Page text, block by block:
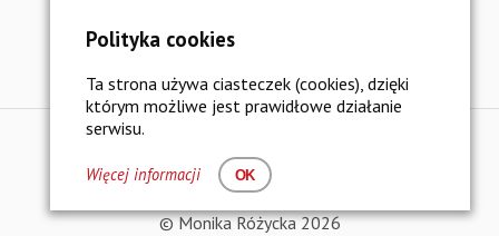
Polityka prywatności i bezpieczeństwo danych
© Monika Różycka 2026
Polityka cookies
Ta strona używa ciasteczek (cookies), dzięki
którym możliwe jest prawidłowe działanie
serwisu.
Więcej informacji OK